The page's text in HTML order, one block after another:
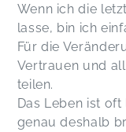
Wenn ich die
lasse, bin ich
Für die
Vertrauen und
teilen.
Das Leben ist
genau deshalb